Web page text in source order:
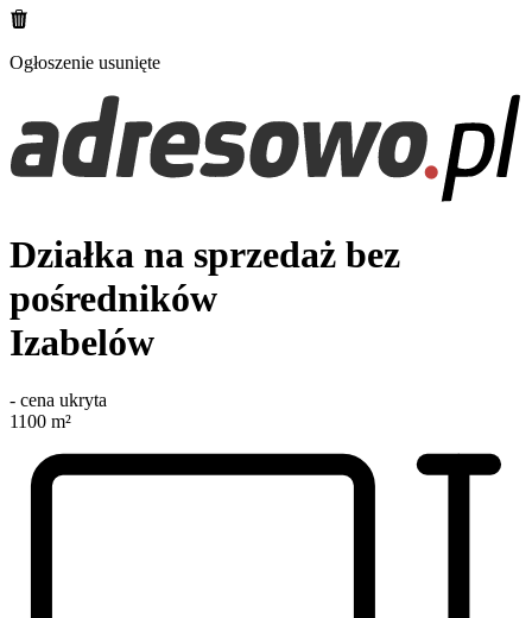
Ogłoszenie usunięte
Działka na sprzedaż bez
pośredników
Izabelów
- cena ukryta
1100 m²